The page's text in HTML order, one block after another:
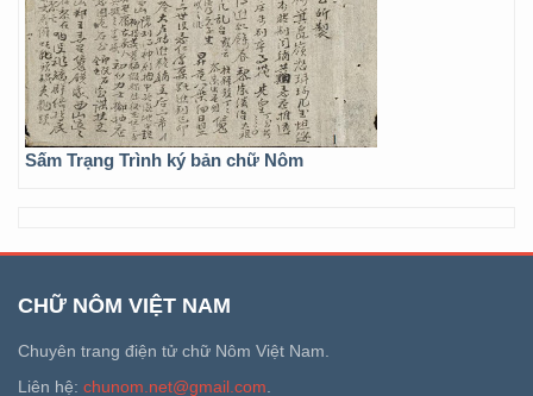
Sấm Trạng Trình ký bản chữ Nôm
CHỮ NÔM VIỆT NAM
Chuyên trang điện tử chữ Nôm Việt Nam.
Liên hệ: chunom.net@gmail.com